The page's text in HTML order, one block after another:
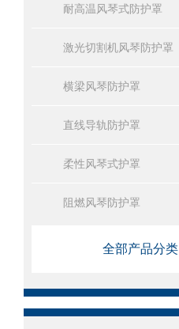
耐高温风琴式防护罩
激光切割机风琴防护罩
横梁风琴防护罩
直线导轨防护罩
柔性风琴式护罩
阻燃风琴防护罩
全部产品分类